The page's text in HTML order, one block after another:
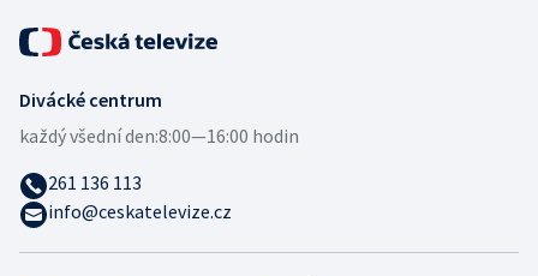
Divácké centrum
každý všední den:8:00—16:00 hodin
261 136 113
info@ceskatelevize.cz